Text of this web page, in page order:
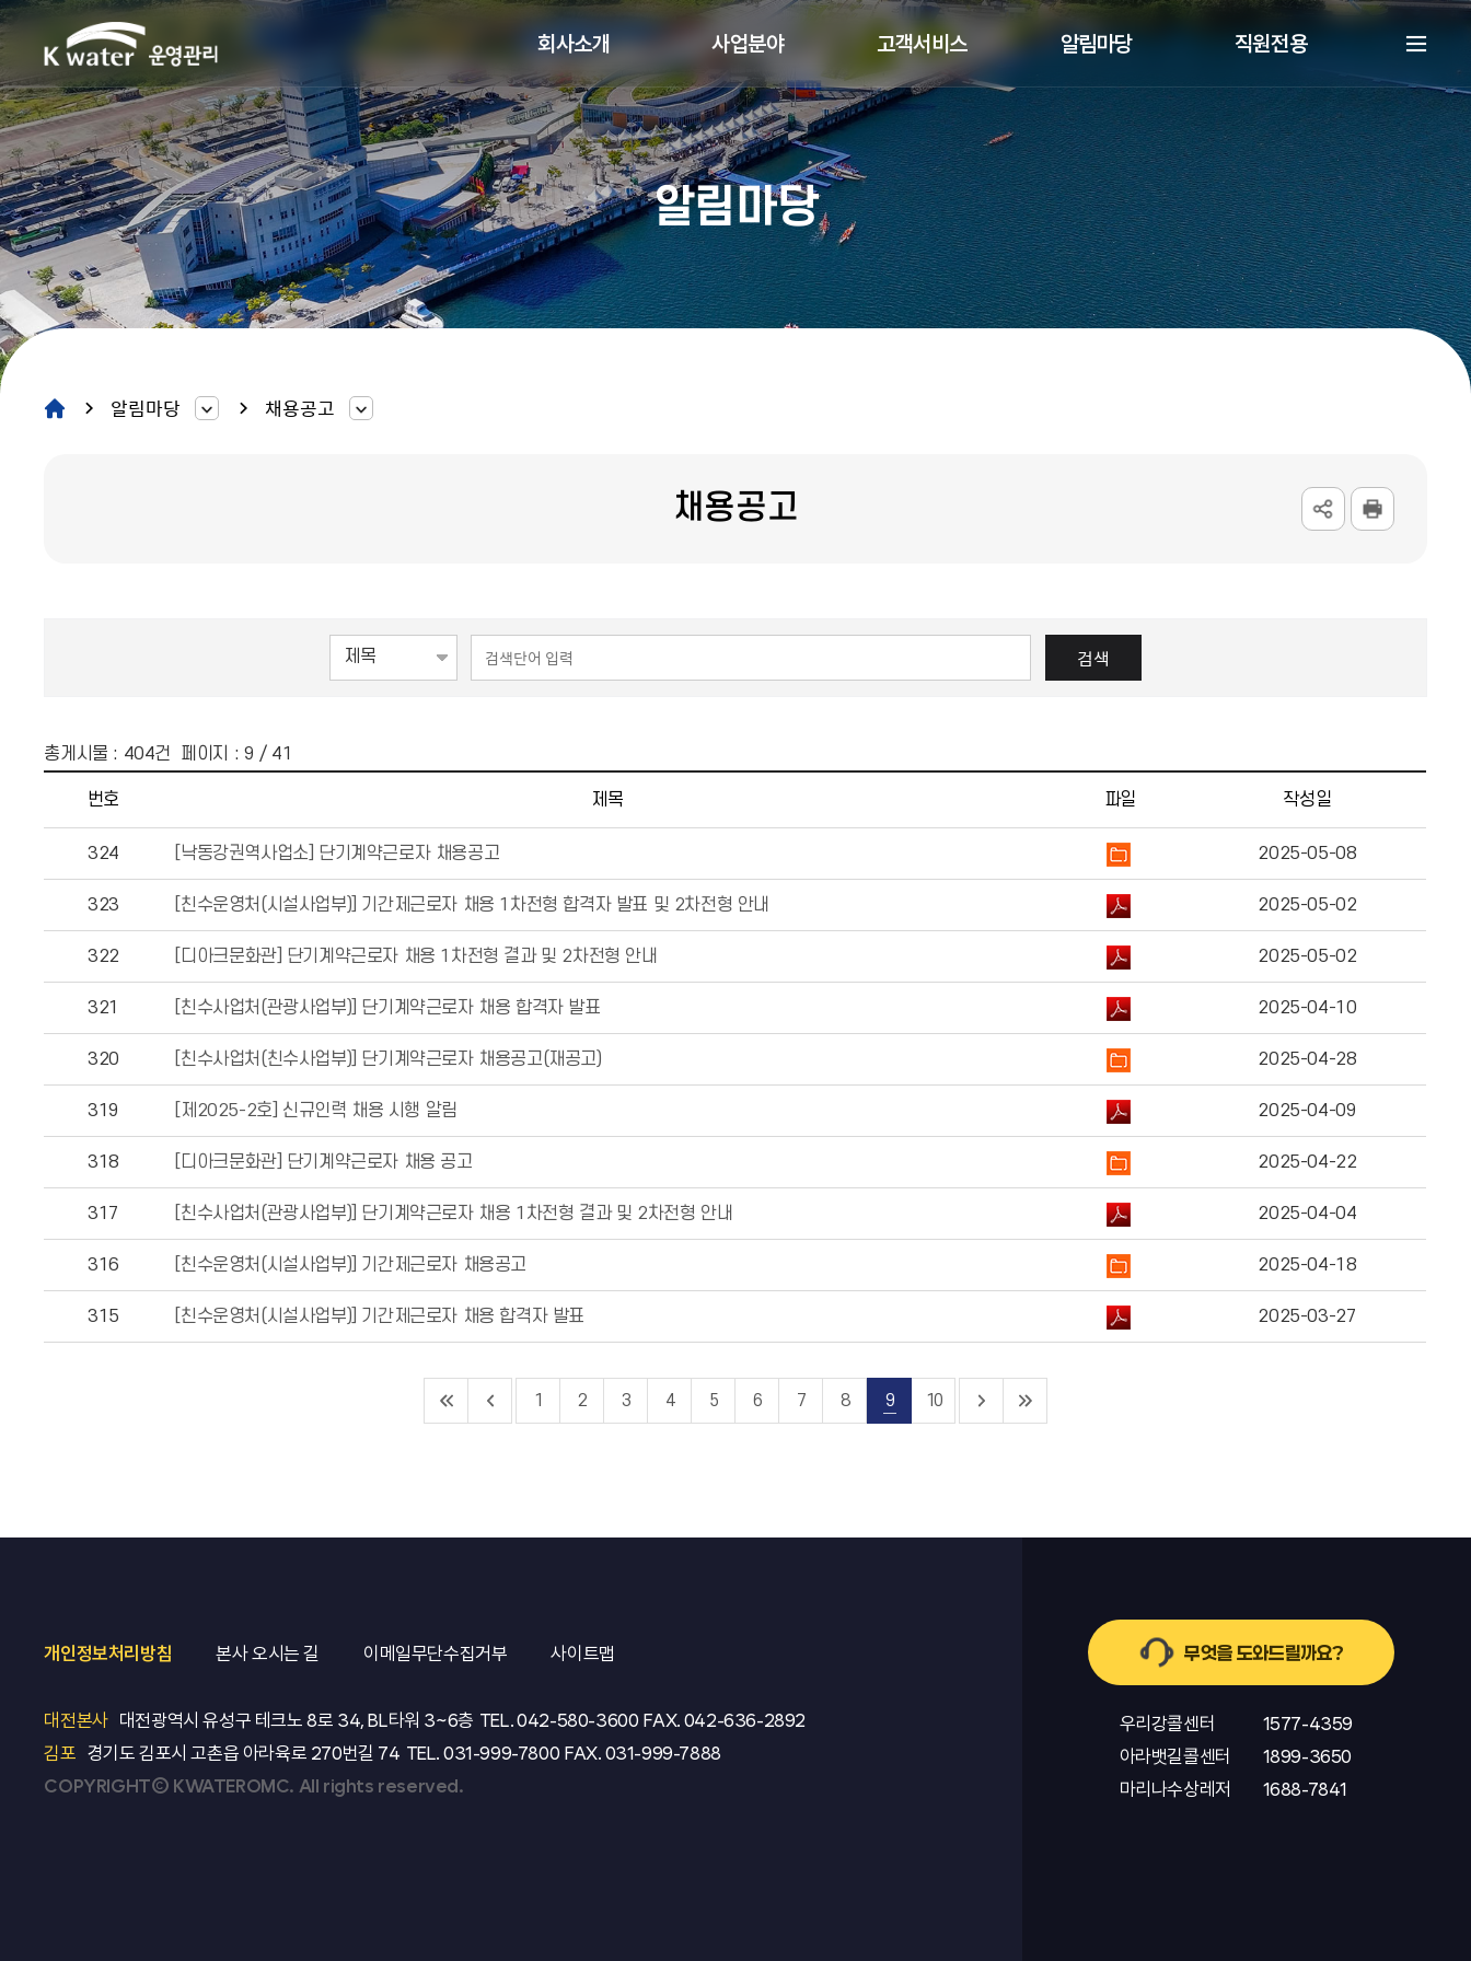
회사소개 사업분야 고객서비스 알림마당 직원전용
알림마당
알림마당 채용공고
채용공고
검색
총게시물 : 404건 페이지 : 9 / 41
번호 제목 파일 작성일
324 [낙동강권역사업소] 단기계약근로자 채용공고 2025-05-08
323 [친수운영처(시설사업부)] 기간제근로자 채용 1차전형 합격자 발표 및 2차전형 안내 2025-05-02
322 [디아크문화관] 단기계약근로자 채용 1차전형 결과 및 2차전형 안내 2025-05-02
321 [친수사업처(관광사업부)] 단기계약근로자 채용 합격자 발표 2025-04-10
320 [친수사업처(친수사업부)] 단기계약근로자 채용공고(재공고) 2025-04-28
319 [제2025-2호] 신규인력 채용 시행 알림 2025-04-09
318 [디아크문화관] 단기계약근로자 채용 공고 2025-04-22
317 [친수사업처(관광사업부)] 단기계약근로자 채용 1차전형 결과 및 2차전형 안내 2025-04-04
316 [친수운영처(시설사업부)] 기간제근로자 채용공고 2025-04-18
315 [친수운영처(시설사업부)] 기간제근로자 채용 합격자 발표 2025-03-27
1 2 3 4 5 6 7 8 9 10
개인정보처리방침 본사 오시는 길 이메일무단수집거부 사이트맵 무엇을 도와드릴까요?
우리강콜센터
1577-4359
아라뱃길콜센터
1899-3650
마리나수상레저
1688-7841
대전본사 대전광역시 유성구 테크노 8로 34, BL타워 3~6층 TEL.042-580-3600 FAX. 042-636-2892
김포 경기도 김포시 고촌읍 아라육로 270번길 74 TEL. 031-999-7800 FAX. 031-999-7888
COPYRIGHT© KWATEROMC. All rights reserved.